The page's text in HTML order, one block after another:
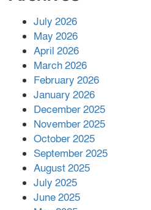
পর ফোন
July 2026
May 2026
April 2026
March 2026
February 2026
January 2026
December 2025
November 2025
October 2025
September 2025
August 2025
July 2025
June 2025